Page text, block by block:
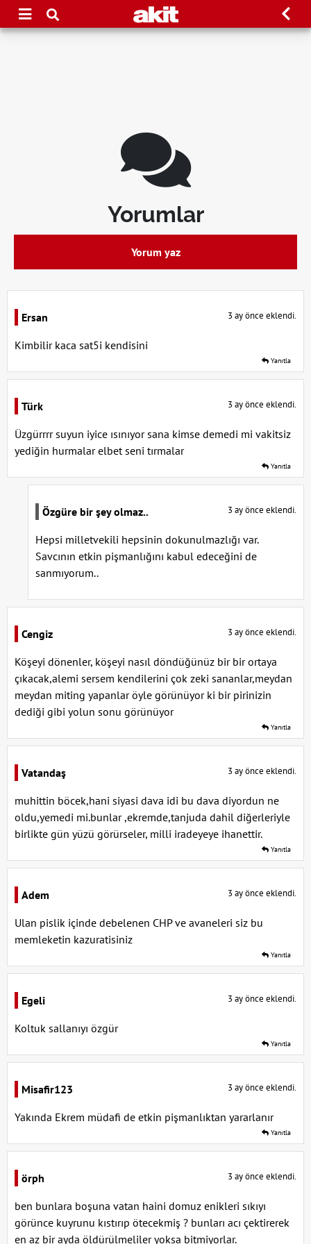
Yorumlar
Yorum yaz
Ersan 3 ay önce eklendi.
Kimbilir kaca sat5i kendisini
Yanıtla
Türk 3 ay önce eklendi.
Üzgürrrr suyun iyice ısınıyor sana kimse demedi mi vakitsiz
yediğin hurmalar elbet seni tırmalar
Yanıtla
Özgüre bir şey olmaz.. 3 ay önce eklendi.
Hepsi milletvekili hepsinin dokunulmazlığı var.
Savcının etkin pişmanlığını kabul edeceğini de
sanmıyorum..
Cengiz 3 ay önce eklendi.
Köşeyi dönenler, köşeyi nasıl döndüğünüz bir bir ortaya
çıkacak,alemi sersem kendilerini çok zeki sananlar,meydan
meydan miting yapanlar öyle görünüyor ki bir pirinizin
dediği gibi yolun sonu görünüyor
Yanıtla
Vatandaş 3 ay önce eklendi.
muhittin böcek,hani siyasi dava idi bu dava diyordun ne
oldu,yemedi mi.bunlar ,ekremde,tanjuda dahil diğerleriyle
birlikte gün yüzü görürseler, milli iradeyeye ihanettir.
Yanıtla
Adem 3 ay önce eklendi.
Ulan pislik içinde debelenen CHP ve avaneleri siz bu
memleketin kazuratisiniz
Yanıtla
Egeli 3 ay önce eklendi.
Koltuk sallanıyı özgür
Yanıtla
Misafir123 3 ay önce eklendi.
Yakında Ekrem müdafi de etkin pişmanlıktan yararlanır
Yanıtla
örph 3 ay önce eklendi.
ben bunlara boşuna vatan haini domuz enikleri sıkıyı
görünce kuyrunu kıstırıp ötecekmiş ? bunları acı çektirerek
en az bir ayda öldürülmeliler yoksa bitmiyorlar.